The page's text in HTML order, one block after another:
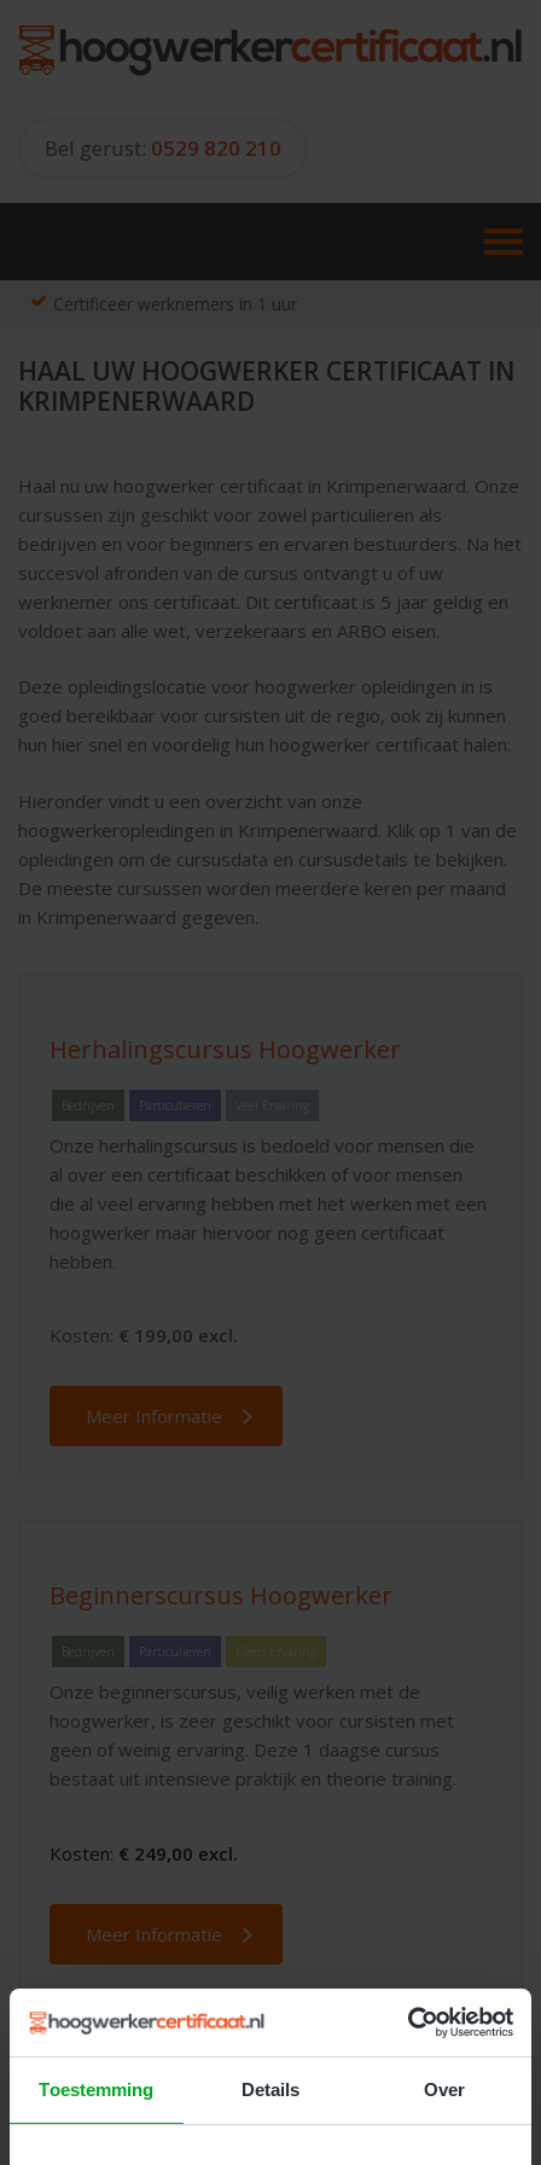
Toestemming Details Over
content
Bel gerust: 0529 820 210
Certificeer werknemers in 1 uur
HAAL UW HOOGWERKER CERTIFICAAT IN
KRIMPENERWAARD
Haal nu uw hoogwerker certificaat in Krimpenerwaard. Onze
cursussen zijn geschikt voor zowel particulieren als
bedrijven en voor beginners en ervaren bestuurders. Na het
succesvol afronden van de cursus ontvangt u of uw
werknemer ons certificaat. Dit certificaat is 5 jaar geldig en
voldoet aan alle wet, verzekeraars en ARBO eisen.
Deze opleidingslocatie voor hoogwerker opleidingen in is
goed bereikbaar voor cursisten uit de regio, ook zij kunnen
hun hier snel en voordelig hun hoogwerker certificaat halen:
Hieronder vindt u een overzicht van onze
hoogwerkeropleidingen in Krimpenerwaard. Klik op 1 van de
opleidingen om de cursusdata en cursusdetails te bekijken.
De meeste cursussen worden meerdere keren per maand
in Krimpenerwaard gegeven.
Herhalingscursus Hoogwerker
Bedrijven Particulieren Veel Ervaring
Onze herhalingscursus is bedoeld voor mensen die
al over een certificaat beschikken of voor mensen
die al veel ervaring hebben met het werken met een
hoogwerker maar hiervoor nog geen certificaat
hebben.
Kosten: € 199,00 excl.
Meer Informatie
Beginnerscursus Hoogwerker
Bedrijven Particulieren Geen Ervaring
Onze beginnerscursus, veilig werken met de
hoogwerker, is zeer geschikt voor cursisten met
geen of weinig ervaring. Deze 1 daagse cursus
bestaat uit intensieve praktijk en theorie training.
Kosten: € 249,00 excl.
Meer Informatie
Dé beste keuze voorhoogwerker